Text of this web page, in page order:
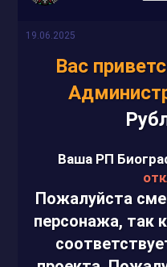
19.06.2025
Вас
Ваша РП
Пожалуйста
персонажа, так